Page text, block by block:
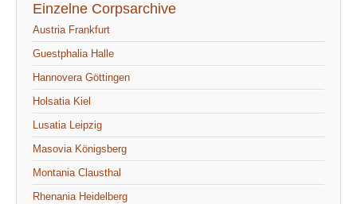
Einzelne Corpsarchive
Austria Frankfurt
Guestphalia Halle
Hannovera Göttingen
Holsatia Kiel
Lusatia Leipzig
Masovia Königsberg
Montania Clausthal
Rhenania Heidelberg